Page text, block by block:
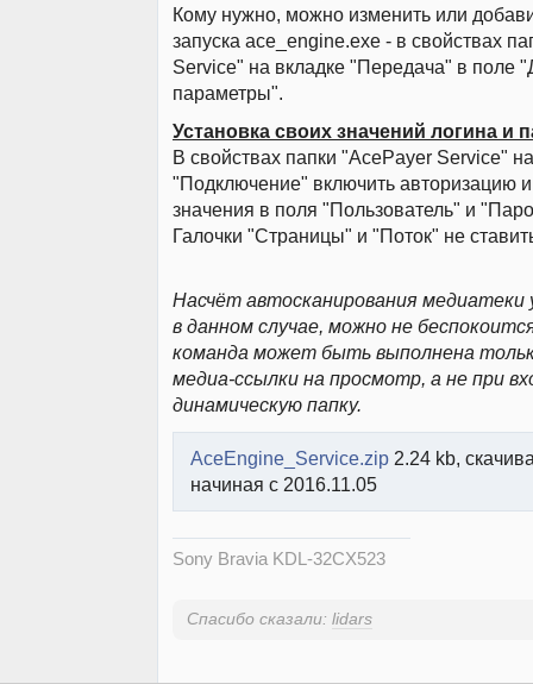
Кому нужно, можно изменить или
запуска ace_engine.exe - в свойствах
Service" на вкладке "Передача" в поле
параметры".
Установка своих значений логина и
В свойствах папки "AcePayer Service"
"Подключение" включить авторизацию
значения в поля "Пользователь" и
Галочки "Страницы" и "Поток" не
Насчёт автосканирования медиатеки
в данном случае, можно не
команда может быть выполнена
медиа-ссылки на просмотр, а не при
динамическую папку.
AceEngine_Service.zip 2.24 kb,
начиная с 2016.11.05
Sony Bravia KDL-32CX523
Спасибо сказали: lidars